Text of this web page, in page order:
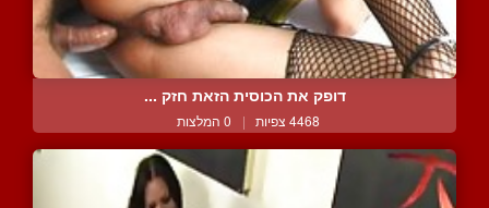
דופק את הכוסית הזאת חזק ...
4468 צפיות | 0 המלצות